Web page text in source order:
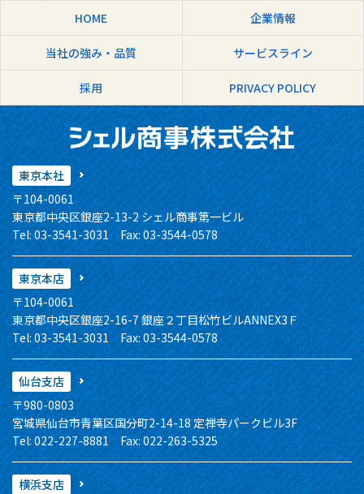
HOME
企業情報
当社の強み・品質 サービスライン
採用 PRIVACY POLICY
東京本社
〒104-0061
東京都中央区銀座2-13-2 シェル商事第一ビル
Tel: 03-3541-3031 Fax: 03-3544-0578
東京本店
〒104-0061
東京都中央区銀座2-16-7 銀座２丁目松竹ビルANNEX3Ｆ
Tel: 03-3541-3031 Fax: 03-3544-0578
仙台支店
〒980-0803
宮城県仙台市青葉区国分町2-14-18 定禅寺パークビル3F
Tel: 022-227-8881 Fax: 022-263-5325
横浜支店